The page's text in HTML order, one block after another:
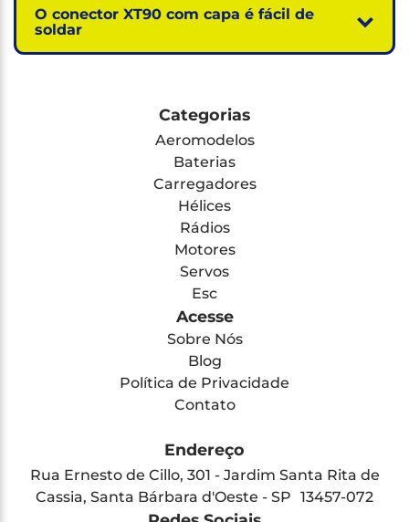
O conector XT90 com capa é fácil de
soldar
Categorias
Aeromodelos
Baterias
Carregadores
Hélices
Rádios
Motores
Servos
Esc
Acesse
Sobre Nós
Blog
Política de Privacidade
Contato
Endereço
Rua Ernesto de Cillo, 301 - Jardim Santa Rita de
Cassia, Santa Bárbara d'Oeste - SP 13457-072